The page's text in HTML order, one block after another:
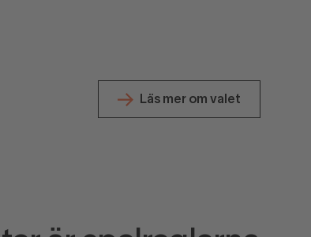
Läs mer om valet